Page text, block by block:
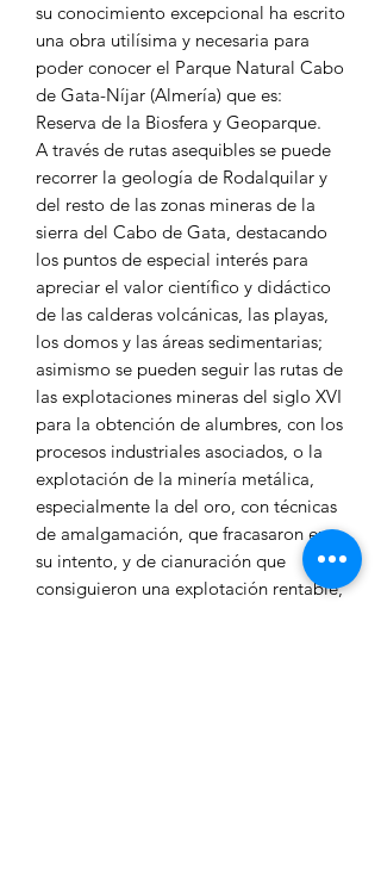
su conocimiento excepcional ha escrito
una obra utilísima y necesaria para
poder conocer el Parque Natural Cabo
de Gata-Níjar (Almería) que es:
Reserva de la Biosfera y Geoparque.
A través de rutas asequibles se puede
recorrer la geología de Rodalquilar y
del resto de las zonas mineras de la
sierra del Cabo de Gata, destacando
los puntos de especial interés para
apreciar el valor científico y didáctico
de las calderas volcánicas, las playas,
los domos y las áreas sedimentarias;
asimismo se pueden seguir las rutas de
las explotaciones mineras del siglo XVI
para la obtención de alumbres, con los
procesos industriales asociados, o la
explotación de la minería metálica,
especialmente la del oro, con técnicas
de amalgamación, que fracasaron en
su intento, y de cianuración que
consiguieron una explotación rentable,